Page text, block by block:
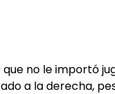
que no le importó
a la derecha,